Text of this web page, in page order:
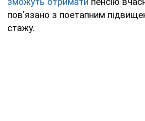
пов'язано з поетапним
стажу.